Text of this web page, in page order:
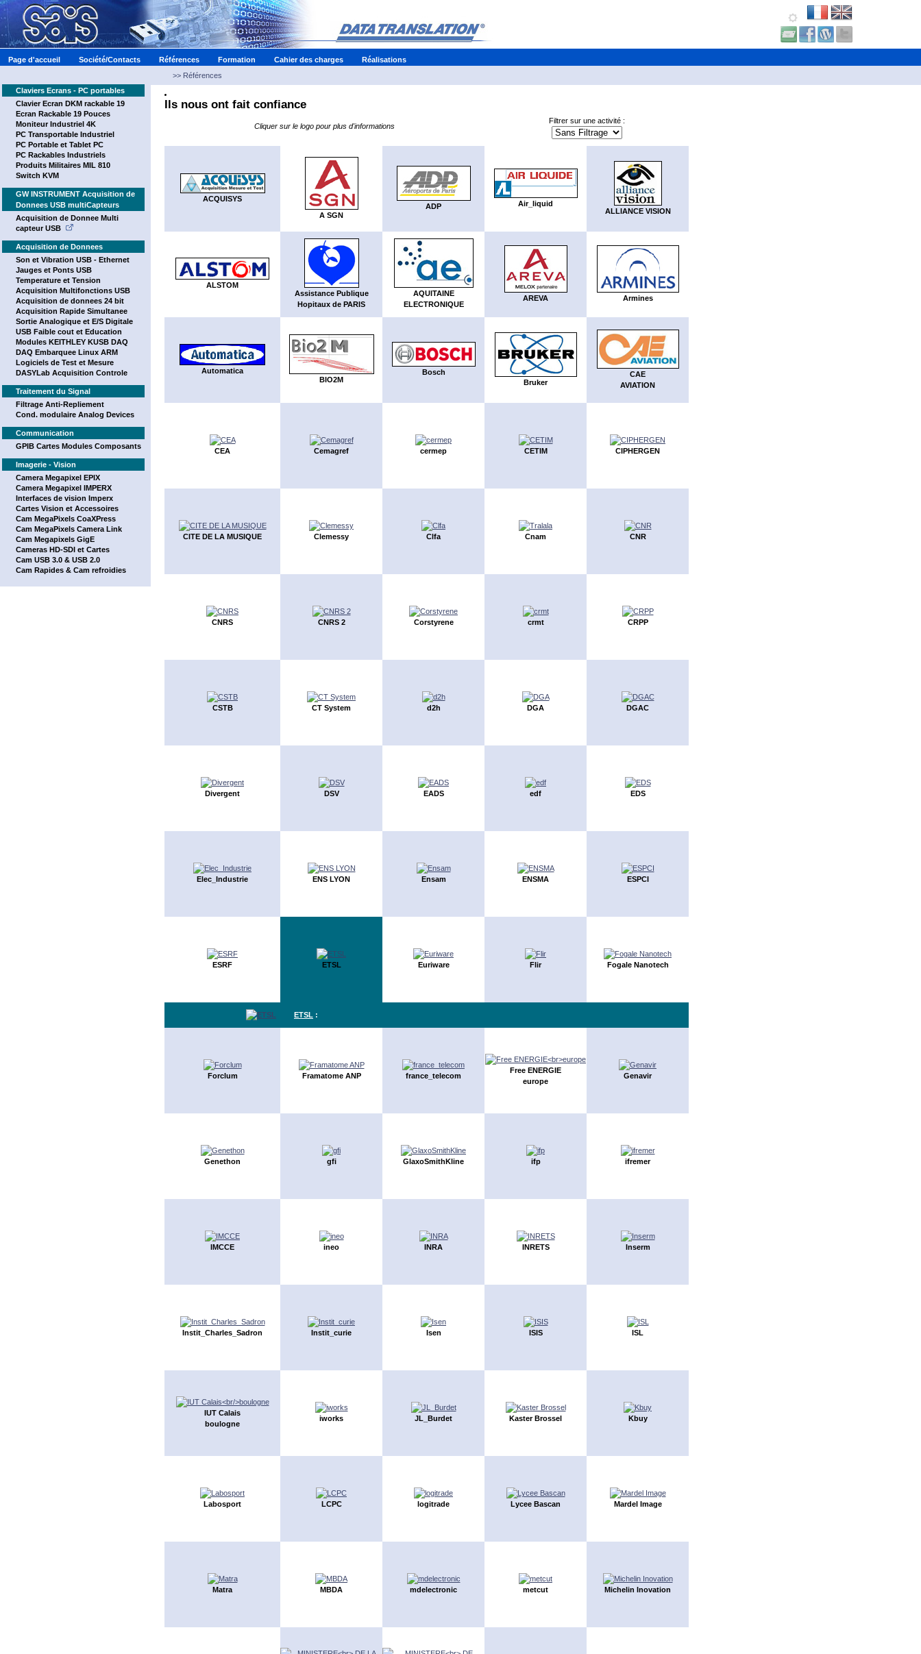
Page d'accueil Société/Contacts Références Formation Cahier des charges
Réalisations
>> Références
Claviers Ecrans - PC portables
Clavier Ecran DKM rackable 19
Ecran Rackable 19 Pouces
Moniteur Industriel 4K
PC Transportable Industriel
PC Portable et Tablet PC
PC Rackables Industriels
Produits Militaires MIL 810
Switch KVM
GW INSTRUMENT Acquisition de
Donnees USB multiCapteurs
Acquisition de Donnee Multi
capteur USB
Acquisition de Donnees
Son et Vibration USB - Ethernet
Jauges et Ponts USB
Temperature et Tension
Acquisition Multifonctions USB
Acquisition de donnees 24 bit
Acquisition Rapide Simultanee
Sortie Analogique et E/S Digitale
USB Faible cout et Education
Modules KEITHLEY KUSB DAQ
DAQ Embarquee Linux ARM
Logiciels de Test et Mesure
DASYLab Acquisition Controle
Traitement du Signal
Filtrage Anti-Repliement
Cond. modulaire Analog Devices
Communication
GPIB Cartes Modules Composants
Imagerie - Vision
Camera Megapixel EPIX
Camera Megapixel IMPERX
Interfaces de vision Imperx
Cartes Vision et Accessoires
Cam MegaPixels CoaXPress
Cam MegaPixels Camera Link
Cam Megapixels GigE
Cameras HD-SDI et Cartes
Cam USB 3.0 & USB 2.0
Cam Rapides & Cam refroidies
Ils nous ont fait confiance
Cliquer sur le logo pour plus d'informations
Filtrer sur une activité :
ACQUISYS
A SGN
ADP
Air_liquid
ALLIANCE VISION
ALSTOM
Assistance Publique
Hopitaux de PARIS
AQUITAINE
ELECTRONIQUE
AREVA Armines
Automatica
BIO2M
Bosch
Bruker
CAE
AVIATION
CEA Cemagref cermep CETIM CIPHERGEN
CITE DE LA MUSIQUE Clemessy Clfa Cnam CNR
CNRS CNRS 2 Corstyrene crmt CRPP
CSTB CT System d2h DGA DGAC
Divergent DSV EADS edf EDS
Elec_Industrie ENS LYON Ensam ENSMA ESPCI
ESRF ETSL Euriware Flir Fogale Nanotech
ETSL :
Forclum Framatome ANP france_telecom
Free ENERGIE
europe
Genavir
Genethon gfi GlaxoSmithKline ifp ifremer
IMCCE ineo INRA INRETS Inserm
Instit_Charles_Sadron Instit_curie Isen ISIS ISL
IUT Calais
boulogne
iworks JL_Burdet Kaster Brossel Kbuy
Labosport LCPC logitrade Lycee Bascan Mardel Image
Matra MBDA mdelectronic metcut Michelin Inovation